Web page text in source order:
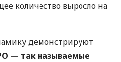
количество выросло на
демонстрируют
— так называемые